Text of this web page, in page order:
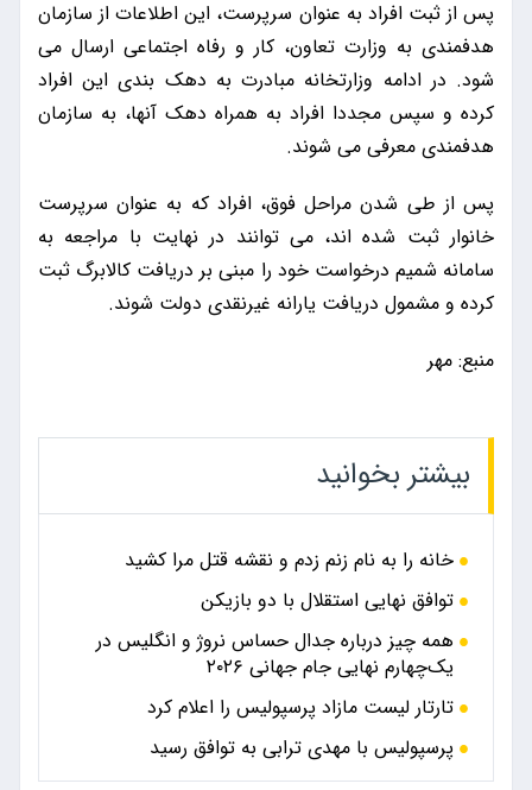
پس از ثبت افراد به عنوان سرپرست، این اطلاعات از سازمان
هدفمندی به وزارت تعاون، کار و رفاه اجتماعی ارسال می
شود. در ادامه وزارتخانه مبادرت به دهک بندی این افراد
کرده و سپس مجددا افراد به همراه دهک آنها، به سازمان
هدفمندی معرفی می شوند.
پس از طی شدن مراحل فوق، افراد که به عنوان سرپرست
خانوار ثبت شده اند، می توانند در نهایت با مراجعه به
سامانه شمیم درخواست خود را مبنی بر دریافت کالابرگ ثبت
کرده و مشمول دریافت یارانه غیرنقدی دولت شوند.
منبع: مهر
بیشتر بخوانید
خانه را به نام زنم زدم و نقشه قتل مرا کشید
توافق نهایی استقلال با دو بازیکن
همه چیز درباره جدال حساس نروژ و انگلیس در
یک‌چهارم نهایی جام جهانی ۲۰۲۶
تارتار لیست مازاد پرسپولیس را اعلام کرد
پرسپولیس با مهدی ترابی به توافق رسید